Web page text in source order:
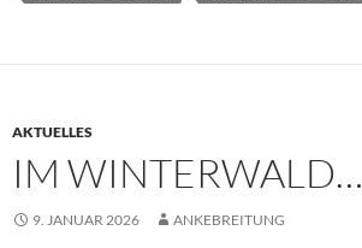
AKTUELLES
IM WINTERWALD…
9. JANUAR 2026 ANKEBREITUNG